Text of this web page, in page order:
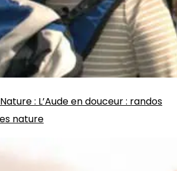
Nature: L’Aude en douceur : randos
nature